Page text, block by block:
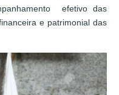
efetivo das
e patrimonial das